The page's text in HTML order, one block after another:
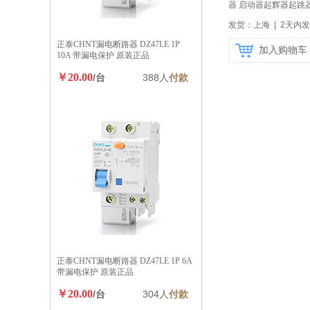
器 启动器起辉器起跳
发货：上海 | 2天内
加入购物车
正泰CHNT漏电断路器 DZ47LE 1P
10A 带漏电保护 原装正品
￥20.00/台 388人付款
正泰CHNT漏电断路器 DZ47LE 1P 6A
带漏电保护 原装正品
￥20.00/台 304人付款